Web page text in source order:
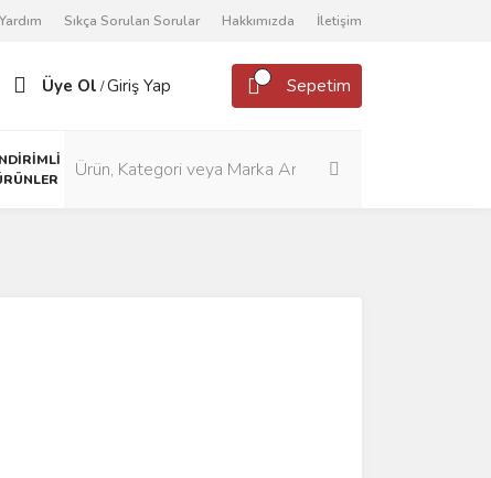
Yardım Sıkça Sorulan Sorular Hakkımızda İletişim
Üye Ol /Giriş Yap Sepetim